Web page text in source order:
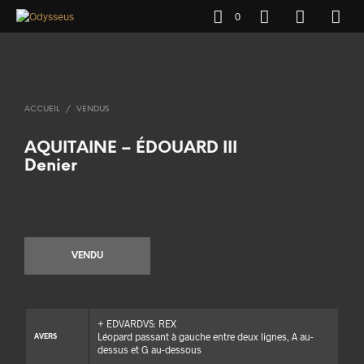
0
ACCUEIL / VENDUS
AQUITAINE – ÉDOUARD III
Denier
VENDU
AVERS
+ EDVARDVS: REX
Léopard passant à gauche entre deux lignes, A au-
dessus et G au-dessous